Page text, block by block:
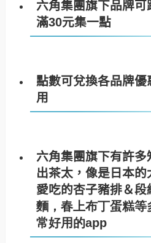
六角集團旗下品牌
滿30元集一點
點數可兌換各品牌
用
六角集團旗下有許多
出茶太，像是日本
愛吃的杏子豬排＆段
麵，春上布丁蛋糕
常好用的app